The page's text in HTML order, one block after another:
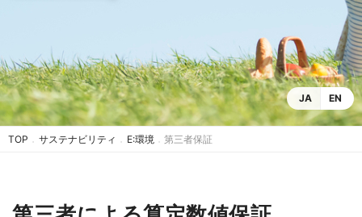
JA EN
TOP サステナビリティ E:環境 第三者保証